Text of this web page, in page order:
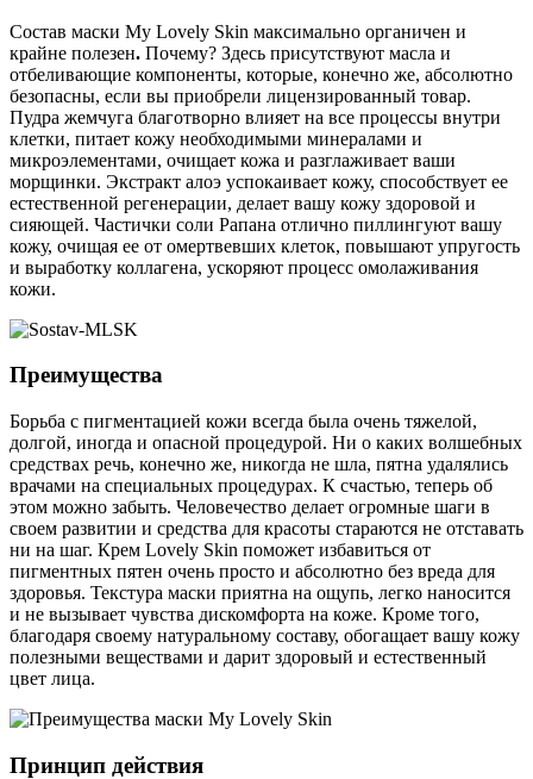
Состав маски My Lovely Skin максимально органичен и
крайне полезен. Почему? Здесь присутствуют масла и
отбеливающие компоненты, которые, конечно же, абсолютно
безопасны, если вы приобрели лицензированный товар.
Пудра жемчуга благотворно влияет на все процессы внутри
клетки, питает кожу необходимыми минералами и
микроэлементами, очищает кожа и разглаживает ваши
морщинки. Экстракт алоэ успокаивает кожу, способствует ее
естественной регенерации, делает вашу кожу здоровой и
сияющей. Частички соли Рапана отлично пиллингуют вашу
кожу, очищая ее от омертвевших клеток, повышают упругость
и выработку коллагена, ускоряют процесс омолаживания
кожи.
Преимущества
Борьба с пигментацией кожи всегда была очень тяжелой,
долгой, иногда и опасной процедурой. Ни о каких волшебных
средствах речь, конечно же, никогда не шла, пятна удалялись
врачами на специальных процедурах. К счастью, теперь об
этом можно забыть. Человечество делает огромные шаги в
своем развитии и средства для красоты стараются не отставать
ни на шаг. Крем Lovely Skin поможет избавиться от
пигментных пятен очень просто и абсолютно без вреда для
здоровья. Текстура маски приятна на ощупь, легко наносится
и не вызывает чувства дискомфорта на коже. Кроме того,
благодаря своему натуральному составу, обогащает вашу кожу
полезными веществами и дарит здоровый и естественный
цвет лица.
Принцип действия